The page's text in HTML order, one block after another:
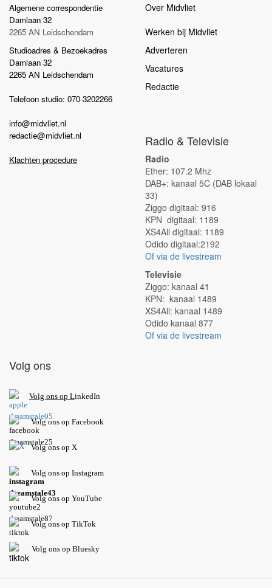
Algemene correspondentie
Damlaan 32
2265 AN Leidschendam
Studioadres & Bezoekadres
Damlaan 32
2265 AN Leidschendam
Telefoon studio: 070-3202266
info@midvliet.nl
redactie@midvliet.nl
Klachten procedure
Over Midvliet
Werken bij Midvliet
Adverteren
Vacatures
Redactie
Radio & Televisie
Radio
Ether: 107.2 Mhz
DAB+: kanaal 5C (DAB lokaal
33)
Ziggo digitaal: 916
KPN digitaal: 1189
XS4All digitaal: 1189
Odido digitaal:2192
Of via de livestream
Televisie
Ziggo: kanaal 41
KPN: kanaal 1489
XS4All: kanaal 1489
Odido kanaal 877
Of via de livestream
Volg ons
Volg ons op LinkedIn
Volg ons op Facebook
Volg ons op X
Volg ons op Instagram
Volgons op YouTube
Volg ons op TikTok
Volg ons op Bluesky